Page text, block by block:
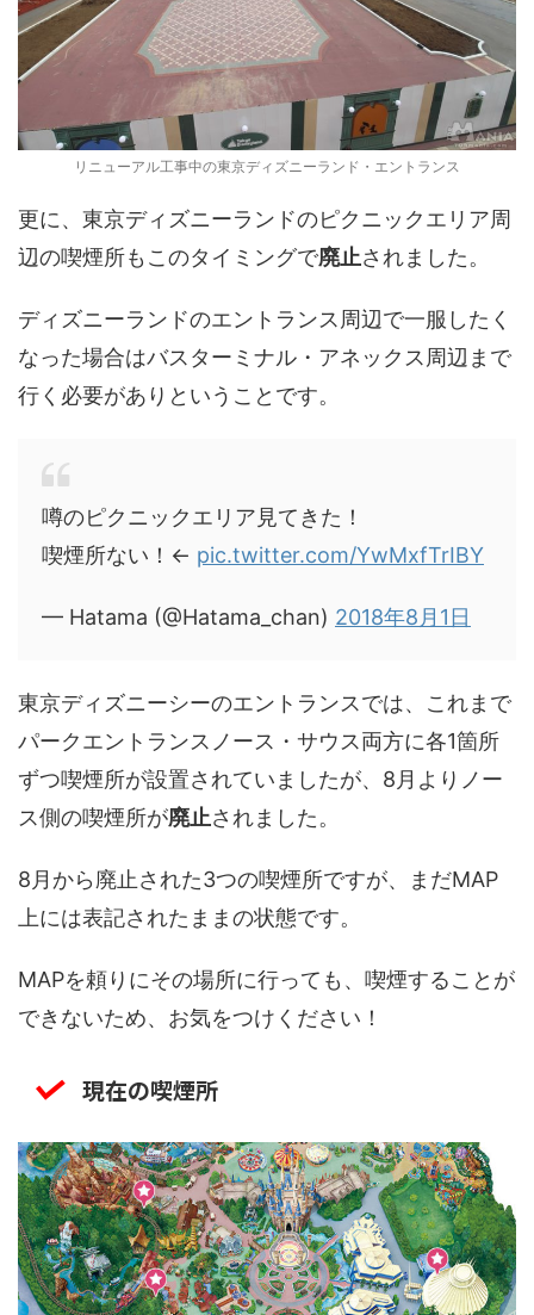
リニューアル工事中の東京ディズニーランド・エントランス
更に、東京ディズニーランドのピクニックエリア周
辺の喫煙所もこのタイミングで廃止されました。
ディズニーランドのエントランス周辺で一服したく
なった場合はバスターミナル・アネックス周辺まで
行く必要がありということです。
噂のピクニックエリア見てきた！
喫煙所ない！← pic.twitter.com/YwMxfTrIBY
— Hatama (@Hatama_chan) 2018年8月1日
東京ディズニーシーのエントランスでは、これまで
パークエントランスノース・サウス両方に各1箇所
ずつ喫煙所が設置されていましたが、8月よりノー
ス側の喫煙所が廃止されました。
8月から廃止された3つの喫煙所ですが、まだMAP
上には表記されたままの状態です。
MAPを頼りにその場所に行っても、喫煙することが
できないため、お気をつけください！
現在の喫煙所